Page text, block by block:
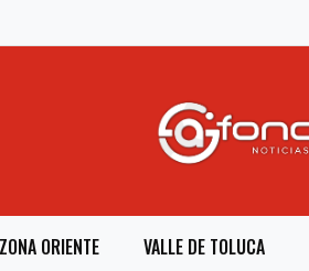
ZONA ORIENTE VALLE DE TOLUCA